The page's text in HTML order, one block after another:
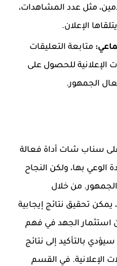
مثل عدد المشاهدات،
الإعلان.
متابعة التعليقات
الإعلانية للحصول على
الجمهور.
على سناب شات أداة فعالة
الوعي بها، ولكن النجاح
من خلال
يمكن تحقيق نتائج إيجابية
استثمار الجهد في فهم
بالتأكيد إلى نتائج
الإعلانية. في القسم